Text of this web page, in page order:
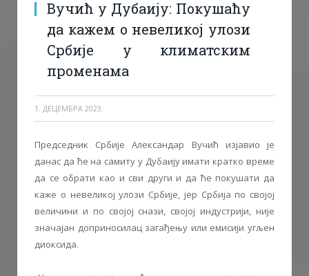
Вучић у Дубаију: Покушаћу
да кажем о невеликој улози
Србије у климатским
променама
1. ДЕЦЕМБРА 2023.
Председник Србије Александар Вучић изјавио је
данас да ће на самиту у Дубаију имати кратко време
да се обрати као и сви други и да ће покушати да
каже о невеликој улози Србије, јер Србија по својој
величини и по својој снази, својој индустрији, није
значајан доприносилац загађењу или емисији угљен
диоксида.